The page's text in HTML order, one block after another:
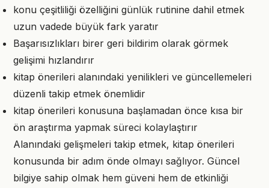
konu çeşitliliği özelliğini günlük rutinine dahil etmek
uzun vadede büyük fark yaratır
Başarısızlıkları birer geri bildirim olarak görmek
gelişimi hızlandırır
kitap önerileri alanındaki yenilikleri ve güncellemeleri
düzenli takip etmek önemlidir
kitap önerileri konusuna başlamadan önce kısa bir
ön araştırma yapmak süreci kolaylaştırır
Alanındaki gelişmeleri takip etmek, kitap önerileri
konusunda bir adım önde olmayı sağlıyor. Güncel
bilgiye sahip olmak hem güveni hem de etkinliği